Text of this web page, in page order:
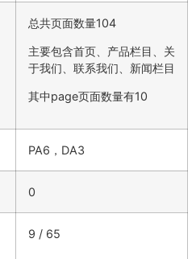
总共页面数量104
主要包含首页、产品栏目、关
于我们、联系我们、新闻栏目
其中page页面数量有10
PA6，DA3
0
9 / 65